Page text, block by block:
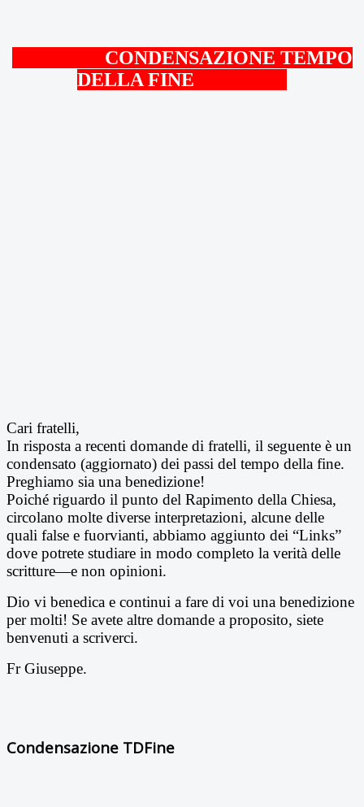
CONDENSAZIONE TEMPO
DELLA FINE
Cari fratelli,
In risposta a recenti domande di fratelli, il seguente è un
condensato (aggiornato) dei passi del tempo della fine.
Preghiamo sia una benedizione!
Poiché riguardo il punto del Rapimento della Chiesa,
circolano molte diverse interpretazioni, alcune delle
quali false e fuorvianti, abbiamo aggiunto dei “Links”
dove potrete studiare in modo completo la verità delle
scritture—e non opinioni.
Dio vi benedica e continui a fare di voi una benedizione
per molti! Se avete altre domande a proposito, siete
benvenuti a scriverci.
Fr Giuseppe.
Condensazione TDFine